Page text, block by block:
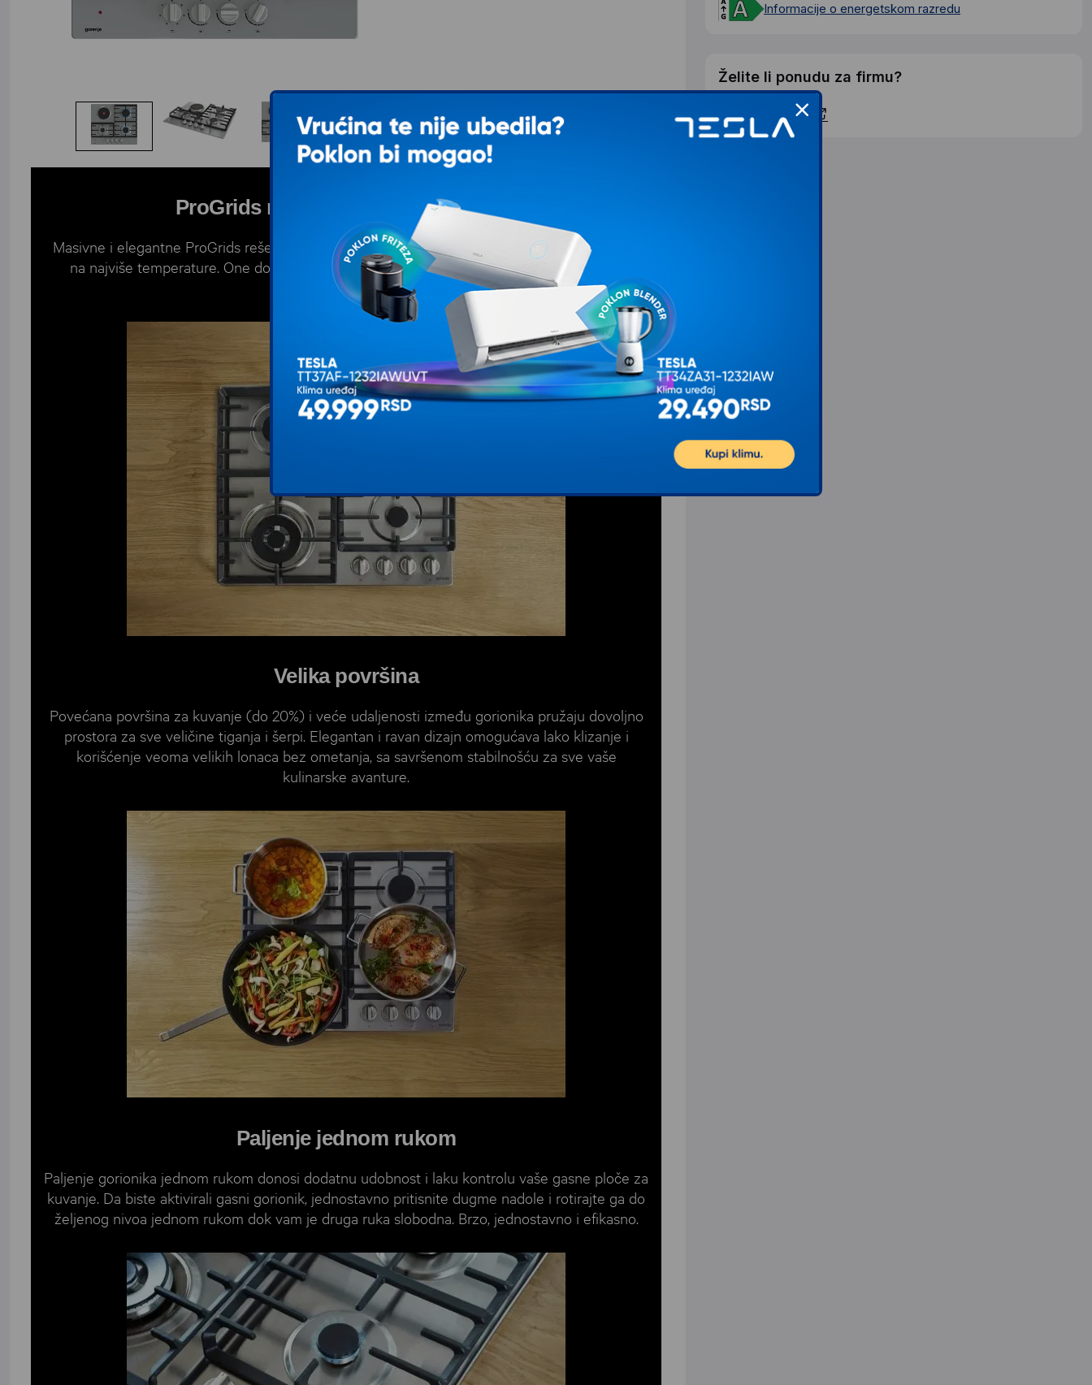
Informacije o energetskom razredu
Želite li ponudu za firmu?
Kontaktirajte nas
ProGrids rešetke od livenog gvožđa
Masivne i elegantne ProGrids rešetke od livenog gvožđa su izuzetno stabilne i otporne čak i
na najviše temperature. One donose vrhunsku stabilnost, izdržljivost i dizajn prilagođen
korisniku u vašu kuhinju.
Velika površina
Povećana površina za kuvanje (do 20%) i veće udaljenosti između gorionika pružaju dovoljno
prostora za sve veličine tiganja i šerpi. Elegantan i ravan dizajn omogućava lako klizanje i
korišćenje veoma velikih lonaca bez ometanja, sa savršenom stabilnošću za sve vaše
kulinarske avanture.
Paljenje jednom rukom
Paljenje gorionika jednom rukom donosi dodatnu udobnost i laku kontrolu vaše gasne ploče za
kuvanje. Da biste aktivirali gasni gorionik, jednostavno pritisnite dugme nadole i rotirajte ga do
željenog nivoa jednom rukom dok vam je druga ruka slobodna. Brzo, jednostavno i efikasno.